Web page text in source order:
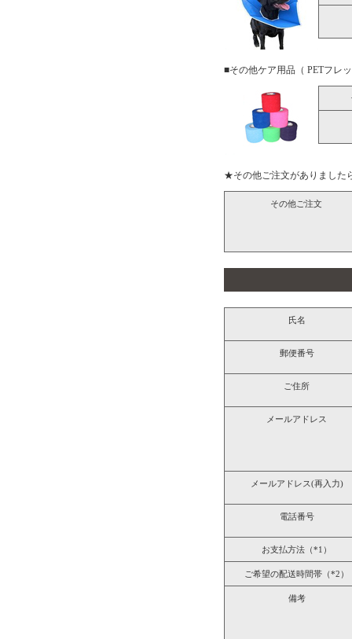
■その他ケア用品（ PETフレ
★その他ご注文がありました
その他ご注文
氏名
郵便番号
ご住所
メールアドレス
メールアドレス(再入力)
電話番号
お支払方法（*1）
ご希望の配送時間帯（*2）
備考